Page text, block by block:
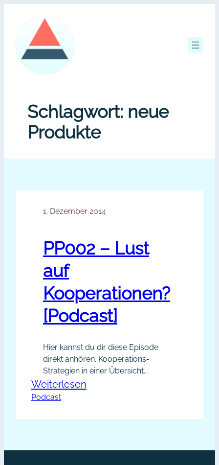
springen
Schlagwort: neue
Produkte
1. Dezember 2014
PP002 – Lust
auf
Kooperationen?
[Podcast]
Hier kannst du dir diese Episode
direkt anhören. Kooperations-
Strategien in einer Übersicht.
Themen dieser Episode: Links aus
der Episode: Du kannst mir gerne
zu dieser Episode schreiben,
einen Kommentar. Um den Podcast
Weiterlesen
Podcast